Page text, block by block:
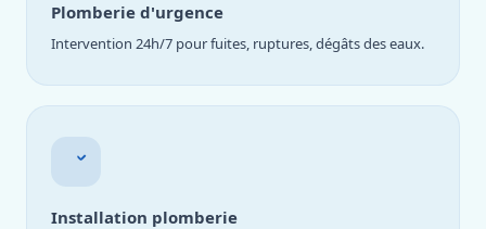
Plomberie d'urgence
Intervention 24h/7 pour fuites, ruptures, dégâts des eaux.
Installation plomberie